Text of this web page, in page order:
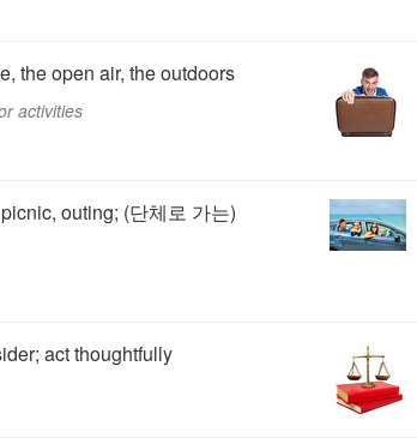
the open air, the outdoors
activities
outing; (단체로 가는)
act thoughtfully